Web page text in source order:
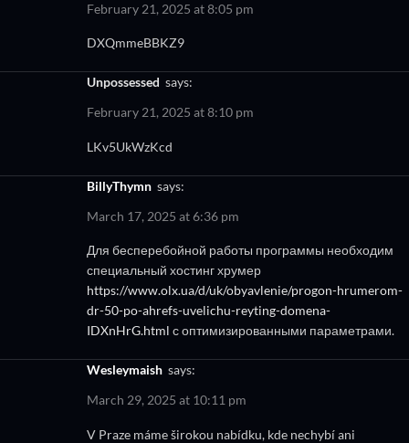
February 21, 2025 at 8:05 pm
DXQmmeBBKZ9
unpossessed says:
February 21, 2025 at 8:10 pm
LKv5UkWzKcd
BillyThymn says:
March 17, 2025 at 6:36 pm
Для бесперебойной работы программы необходим
специальный хостинг хрумер
https://www.olx.ua/d/uk/obyavlenie/progon-hrumerom-
dr-50-po-ahrefs-uvelichu-reyting-domena-
IDXnHrG.html с оптимизированными параметрами.
Wesleymaish says:
March 29, 2025 at 10:11 pm
V Praze máme širokou nabídku, kde nechybí ani